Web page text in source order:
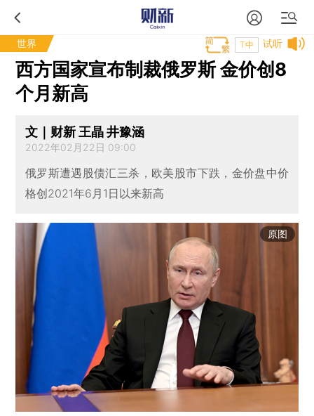
世界 试听
T中
西方国家宣布制裁俄罗斯 金价创8
个月新高
文｜财新 王晶 井豫涵
2022年02月22日 09:00
俄罗斯遭遇股债汇三杀，欧美股市下跌，金价盘中价
格创2021年6月1日以来新高
原图